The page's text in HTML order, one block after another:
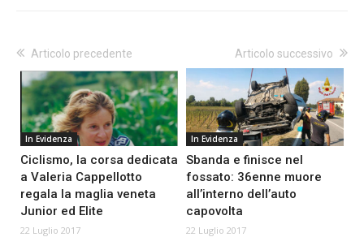
Articolo precedente
In Evidenza
Ciclismo, la corsa dedicata
a Valeria Cappellotto
regala la maglia veneta
Junior ed Elite
22 Luglio 2017
Articolo successivo
In Evidenza
Sbanda e finisce nel
fossato: 36enne muore
all’interno dell’auto
capovolta
22 Luglio 2017